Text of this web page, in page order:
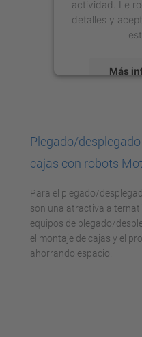
actividad. Le
detalles y
Más
Plegado/
cajas con robots
Para el plegado/
son una atractiva
equipos de plegado/
el montaje de cajas y el
ahorrando espacio.